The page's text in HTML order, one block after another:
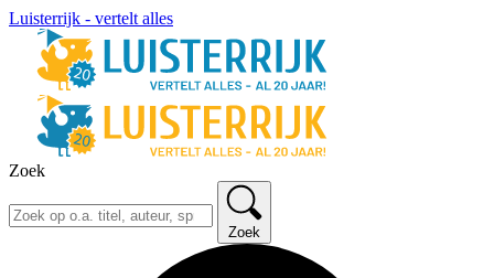
Luisterrijk - vertelt alles
Zoek
Zoek